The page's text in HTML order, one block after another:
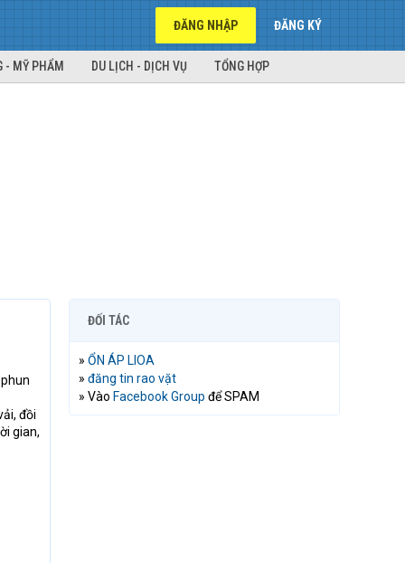
ĐĂNG NHẬP ĐĂNG KÝ
- MỸ PHẨM DU LỊCH - DỊCH VỤ TỔNG HỢP
đồi
gian,
ĐỐI TÁC
» ỔN ÁP LIOA
» đăng tin rao vặt
» Vào Facebook Group để SPAM